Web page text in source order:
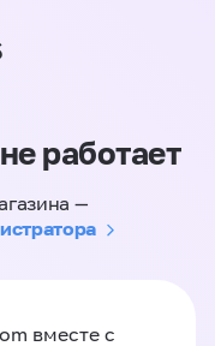
работает
—
вместе с